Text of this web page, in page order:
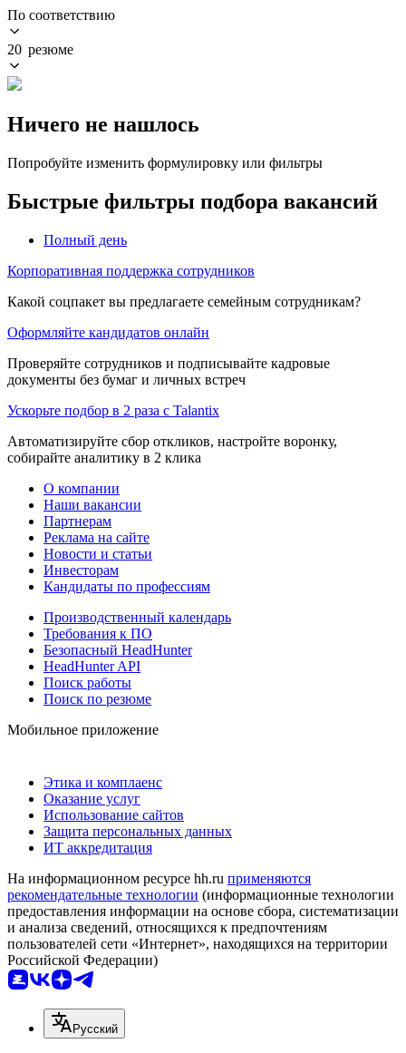
По соответствию
20 резюме
Ничего не нашлось
Попробуйте изменить формулировку или фильтры
Быстрые фильтры подбора вакансий
Полный день
Корпоративная поддержка сотрудников
Какой соцпакет вы предлагаете семейным сотрудникам?
Оформляйте кандидатов онлайн
Проверяйте сотрудников и подписывайте кадровые
документы без бумаг и личных встреч
Ускорьте подбор в 2 раза с Talantix
Автоматизируйте сбор откликов, настройте воронку,
собирайте аналитику в 2 клика
О компании
Наши вакансии
Партнерам
Реклама на сайте
Новости и статьи
Инвесторам
Кандидаты по профессиям
Производственный календарь
Требования к ПО
Безопасный HeadHunter
HeadHunter API
Поиск работы
Поиск по резюме
Мобильное приложение
Этика и комплаенс
Оказание услуг
Использование сайтов
Защита персональных данных
ИТ аккредитация
На информационном ресурсе hh.ru применяются
рекомендательные технологии (информационные технологии
предоставления информации на основе сбора, систематизации
и анализа сведений, относящихся к предпочтениям
пользователей сети «Интернет», находящихся на территории
Российской Федерации)
Русский